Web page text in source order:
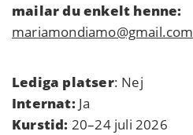
mailar du enkelt henne:
mariamondiamo@gmail.com
Lediga platser: Nej
Internat: Ja
Kurstid: 20–24 juli 2026